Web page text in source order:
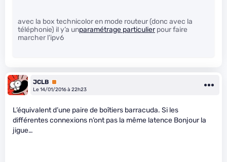
avec la box technicolor en mode routeur (donc avec la
téléphonie) il y’a unparamétrage particulierpour faire
marcher l’ipv6
JCLB Premium
Le 14/01/2016 à 22h23
L’équivalent d’une paire de boîtiers barracuda. Si les
différentes connexions n’ont pas la même latence Bonjour la
jigue…